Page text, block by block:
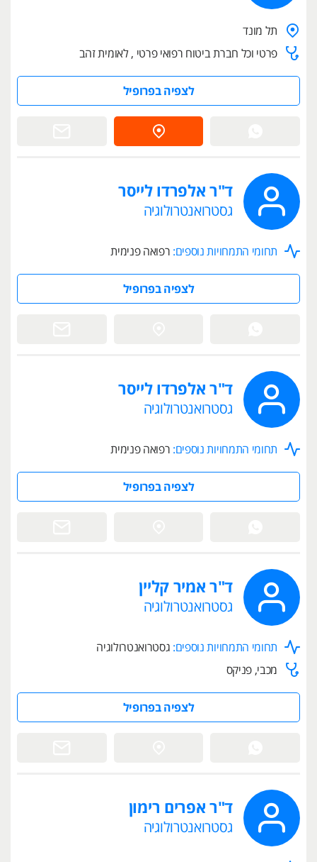
תל מונד
פרטי וכל חברת ביטוח רפואי פרטי , לאומית זהב
לצפיה בפרופיל
ד"ר אלפרדו לייסר
גסטרואנטרולוגיה
תחומי התמחויות נוספים: רפואה פנימית
לצפיה בפרופיל
ד"ר אלפרדו לייסר
גסטרואנטרולוגיה
תחומי התמחויות נוספים: רפואה פנימית
לצפיה בפרופיל
ד"ר אמיר קליין
גסטרואנטרולוגיה
תחומי התמחויות נוספים: גסטרואנטרולוגיה
מכבי, פניקס
לצפיה בפרופיל
ד"ר אפרים רימון
גסטרואנטרולוגיה